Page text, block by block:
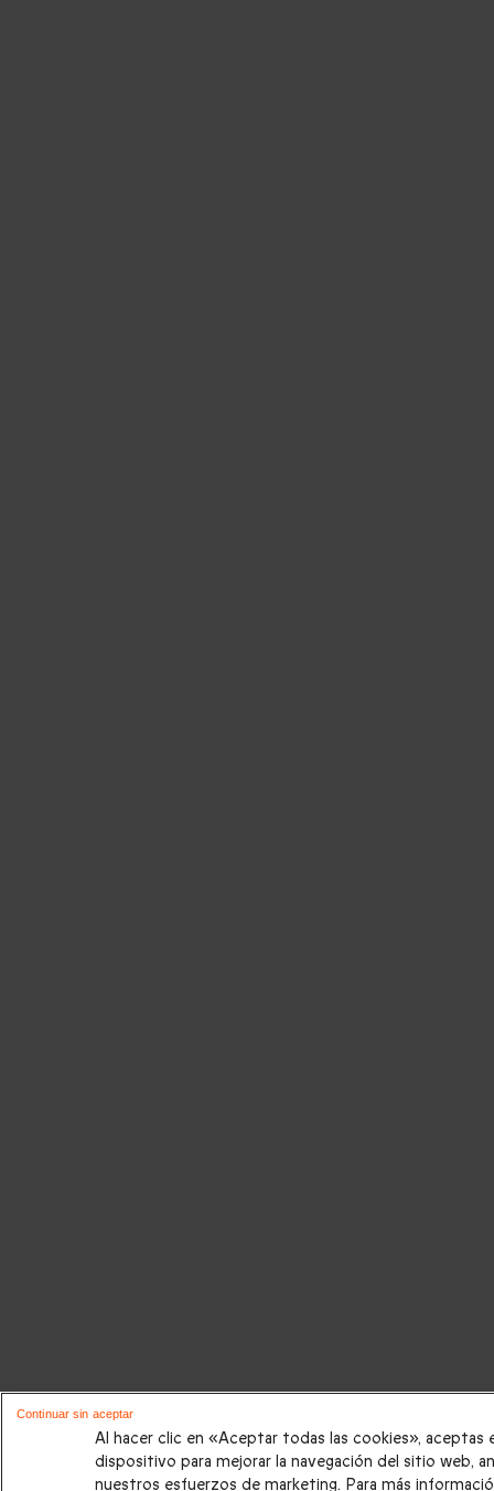
Al hacer clic en «Aceptar todas las cookies»,
dispositivo para mejorar la navegación del sitio web,
nuestros esfuerzos de marketing. Para más
Continuar sin aceptar